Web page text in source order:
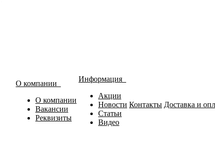
О компании
О компании
Вакансии
Реквизиты
Информация
Акции
Новости
Статьи
Видео
Контакты Доставка и